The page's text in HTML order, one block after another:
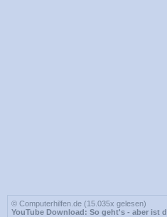
© Computerhilfen.de (15.035x gelesen)
YouTube Download: So geht's - aber ist